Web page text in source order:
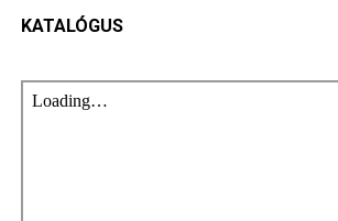
KATALÓGUS